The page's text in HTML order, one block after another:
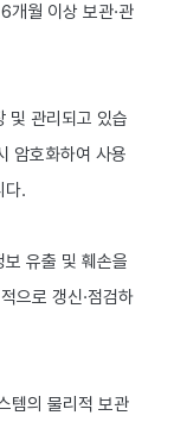
개월 이상 보관·관
및 관리되고 있습
암호화하여 사용
다.
유출 및 훼손을
으로 갱신·점검하
템의 물리적 보관